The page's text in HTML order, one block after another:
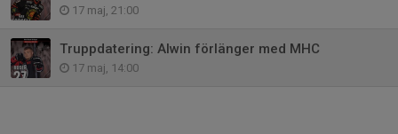
17 maj, 21:00
Truppdatering: Alwin förlänger med MHC
17 maj, 14:00